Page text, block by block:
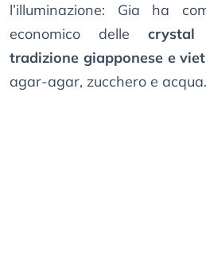
l’illuminazione: Gia ha
economico delle crystal
tradizione giapponese e
agar-agar, zucchero e acqua.